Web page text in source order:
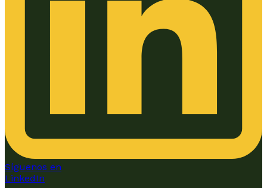
Síguenos en
LinkedIn